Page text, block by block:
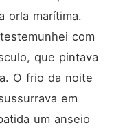
orla marítima.
com
que pintava
O frio da noite
em
um anseio